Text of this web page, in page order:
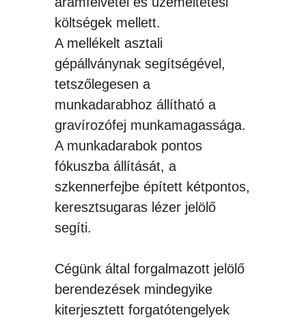
költségek mellett.
A mellékelt asztali
gépállványnak segítségével,
tetszőlegesen a
munkadarabhoz állítható a
gravírozófej munkamagassága.
A munkadarabok pontos
fókuszba állítását, a
szkennerfejbe épített kétpontos,
keresztsugaras lézer jelölő
segíti.
Cégünk által forgalmazott jelölő
berendezések mindegyike
kiterjesztett forgatótengelyek